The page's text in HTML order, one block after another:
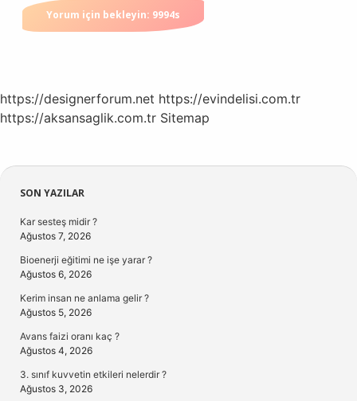
https://designerforum.net https://evindelisi.com.tr
https://aksansaglik.com.tr Sitemap
Sidebar
SON YAZILAR
Kar sesteş midir ?
Ağustos 7, 2026
Bioenerji eğitimi ne işe yarar ?
Ağustos 6, 2026
Kerim insan ne anlama gelir ?
Ağustos 5, 2026
Avans faizi oranı kaç ?
Ağustos 4, 2026
3. sınıf kuvvetin etkileri nelerdir ?
Ağustos 3, 2026